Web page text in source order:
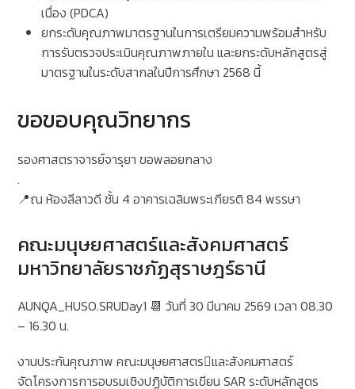
เนื่อง (PDCA)
ยกระดับคุณภาพมาตรฐานในการเตรียมความพร้อมสำหรับ
การรับตรวจประเมินคุณภาพภายใน และยกระดับหลักสูตรสู่
มาตรฐานในระดับสากลในปีการศึกษา 2568 นี้
ขอขอบคุณวิทยากร
รองศาสตราจารย์จารุยา ขอพลอยกลาง
.
📍ณ ห้องลีลาวดี ชั้น 4 อาคารเฉลิมพระเกียรติ 84 พรรษา
คณะมนุษยศาสตร์และสังคมศาสตร์
มหาวิทยาลัยราชภัฏสุราษฎร์ธานี
AUNQA_HUSO.SRUDay1 📆 วันที่ 30 มีนาคม 2569 เวลา 08.30
– 16.30 น.
งานประกันคุณภาพ คณะมนุษยศาสตรและสังคมศาสตร์
จัดโครงการการอบรมเชิงปฏิบัติการเขียน SAR ระดับหลักสูตร